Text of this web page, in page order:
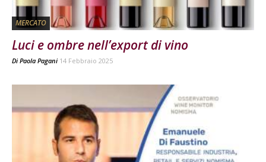
MERCATO
Luci e ombre nell’export di vino
Di Paola Pagani 14 Febbraio 2025